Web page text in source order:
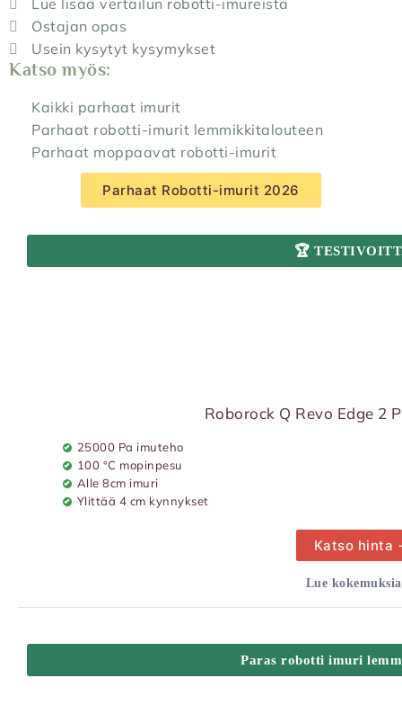
Lue lisää vertailun robotti-imureista
Ostajan opas
Usein kysytyt kysymykset
Katso myös:
Kaikki parhaat imurit
Parhaat robotti-imurit lemmikkitalouteen
Parhaat moppaavat robotti-imurit
Parhaat Robotti-imurit 2026
🏆
Roborock Q Revo Edge 2
25000 Pa imuteho
100 °C mopinpesu
Alle 8cm imuri
Ylittää 4 cm kynnykset
Katso hinta
Lue
Paras robotti imuri